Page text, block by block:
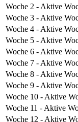
Woche 2 - Aktive
Woche 3 - Aktive
Woche 4 - Aktive
Woche 5 - Aktive
Woche 6 - Aktive
Woche 7 - Aktive
Woche 8 - Aktive
Woche 9 - Aktive
Woche 10 - Aktive
Woche 11 - Aktive
Woche 12 - Aktive